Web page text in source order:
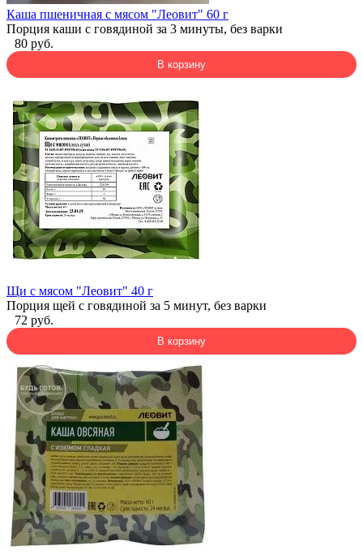
Каша пшеничная с мясом "Леовит" 60 г
Порция каши с говядиной за 3 минуты, без варки
80 руб.
В корзину
Щи с мясом "Леовит" 40 г
Порция щей с говядиной за 5 минут, без варки
72 руб.
В корзину